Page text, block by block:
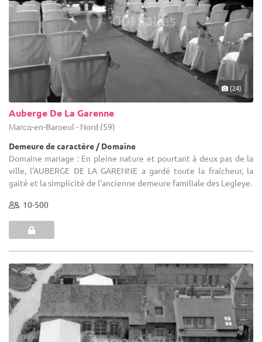
(24)
Auberge De La Garenne
Marcq-en-Baroeul - Nord (59)
Demeure de caractère / Domaine
Domaine mariage : En pleine nature et pourtant à deux pas de la
ville, l'AUBERGE DE LA GARENNE a gardé toute la fraîcheur, la
gaité et la simplicité de l'ancienne demeure familiale des Legleye.
10-500